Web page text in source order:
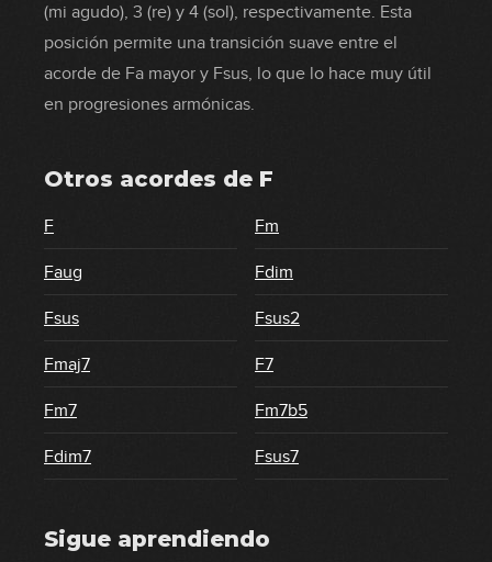
(mi agudo), 3 (re) y 4 (sol), respectivamente. Esta
posición permite una transición suave entre el
acorde de Fa mayor y Fsus, lo que lo hace muy útil
en progresiones armónicas.
Otros acordes de F
F Fm
Faug Fdim
Fsus Fsus2
Fmaj7 F7
Fm7 Fm7b5
Fdim7 Fsus7
Sigue aprendiendo